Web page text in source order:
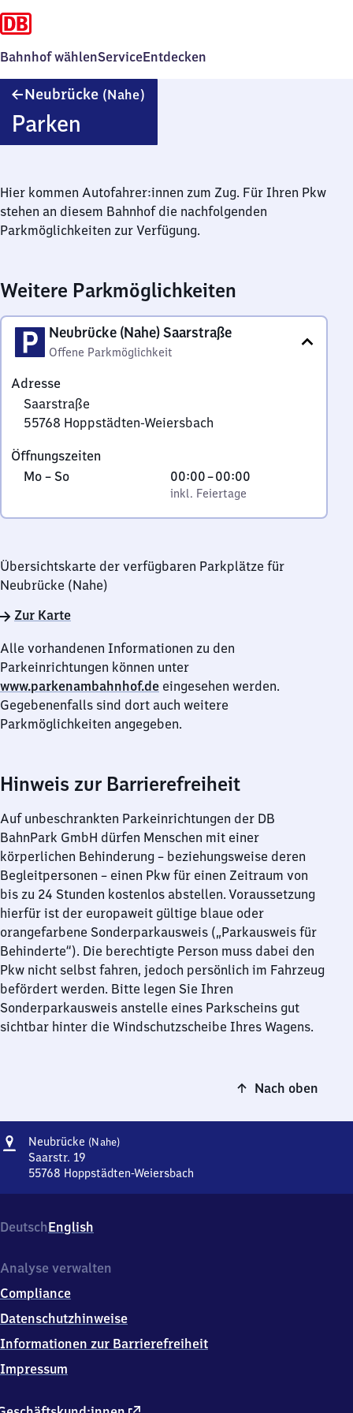
Bahnhof wählenServiceEntdecken
Neubrücke (Nahe)
Parken
Hier kommen Autofahrer:innen zum Zug. Für Ihren Pkw
stehen an diesem Bahnhof die nachfolgenden
Parkmöglichkeiten zur Verfügung.
Weitere Parkmöglichkeiten
Neubrücke (Nahe) Saarstraße
Offene Parkmöglichkeit
Adresse
Saarstraße
55768 Hoppstädten-Weiersbach
5
5
6
Weiersbach
Öffnungszeiten
Montag
Sonntag
Mo – So,
00:00–00:00
Von
0
Uhr
Uhr
inkl. Feiertage
Übersichtskarte der verfügbaren Parkplätze für
Neubrücke (Nahe)
Zur Karte
Alle vorhandenen Informationen zu den
Parkeinrichtungen können unter
www.parkenambahnhof.de eingesehen werden.
Gegebenenfalls sind dort auch weitere
Parkmöglichkeiten angegeben.
Hinweis zur Barrierefreiheit
Auf unbeschrankten Parkeinrichtungen der DB
BahnPark GmbH dürfen Menschen mit einer
körperlichen Behinderung – beziehungsweise deren
Begleitpersonen – einen Pkw für einen Zeitraum von
bis zu 24 Stunden kostenlos abstellen. Voraussetzung
hierfür ist der europaweit gültige blaue oder
orangefarbene Sonderparkausweis („Parkausweis für
Behinderte“). Die berechtigte Person muss dabei den
Pkw nicht selbst fahren, jedoch persönlich im Fahrzeug
befördert werden. Bitte legen Sie Ihren
Sonderparkausweis anstelle eines Parkscheins gut
sichtbar hinter die Windschutzscheibe Ihres Wagens.
Nach oben
Adresse
Neubrücke (Nahe)Neubrücke
Saarstr. 19
55768 Hoppstädten-Weiersbach
Saarstr.
19,
5
6
8
Weiersbach
DeutschEnglish
Analyse verwalten
Compliance
Datenschutzhinweise
Informationen zur Barrierefreiheit
Impressum